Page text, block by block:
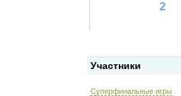
2
Участники
Суперфинальные игры